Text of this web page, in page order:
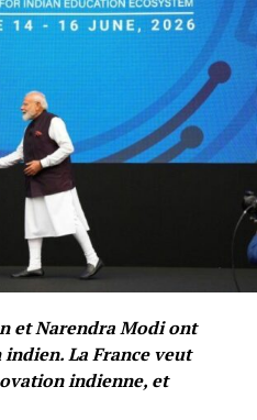
et Narendra Modi ont
La France veut
indienne, et